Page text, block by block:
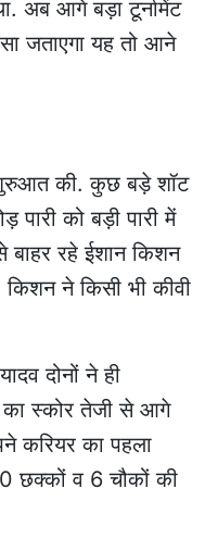
अब आगे बड़ा टूर्नामेंट
जताएगा यह तो आने
की. कुछ बड़े शॉट
को बड़ी पारी में
रहे ईशान किशन
ने किसी भी कीवी
दोनों ने ही
का स्कोर तेजी से आगे
करियर का पहला
छक्कों व 6 चौकों की